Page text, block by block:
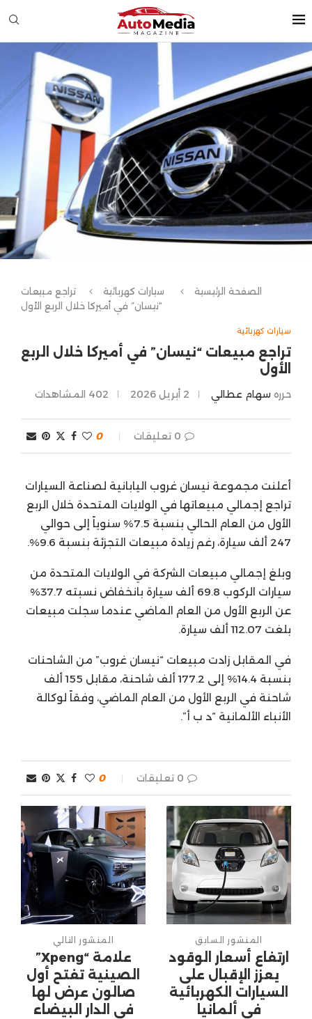
الصفحة الرئيسية سيارات كهربائية
تراجع مبيعات
“نيسان” في أميركا خلال الربع الأول
سيارات كهربائية
تراجع مبيعات “نيسان” في أميركا خلال الربع
الأول
حرره سهام عطالي 2 أبريل 2026 402 المشاهدات
0 تعليقات 0
أعلنت مجموعة نيسان غروب اليابانية لصناعة السيارات
تراجع إجمالي مبيعاتها في الولايات المتحدة خلال الربع
الأول من العام الحالي بنسبة 7.5% سنوياً إلى حوالي
247 ألف سيارة، رغم زيادة مبيعات التجزئة بنسبة 9.6%.
وبلغ إجمالي مبيعات الشركة في الولايات المتحدة من
سيارات الركوب 69.8 ألف سيارة بانخفاض نسبته 37.7%
عن الربع الأول من العام الماضي عندما سجلت مبيعات
بلغت 112.07 ألف سيارة.
في المقابل زادت مبيعات “نيسان غروب” من الشاحنات
بنسبة 14.4% إلى 177.2 ألف شاحنة، مقابل 155 ألف
شاحنة في الربع الأول من العام الماضي، وفقاً لوكالة
الأنباء الألمانية “د ب أ”.
0 تعليقات 0
المنشور السابق
ارتفاع أسعار الوقود
يعزز الإقبال على
السيارات الكهربائية
في ألمانيا
المنشور التالي
علامة “Xpeng”
الصينية تفتح أول
صالون عرض لها
في الدار البيضاء